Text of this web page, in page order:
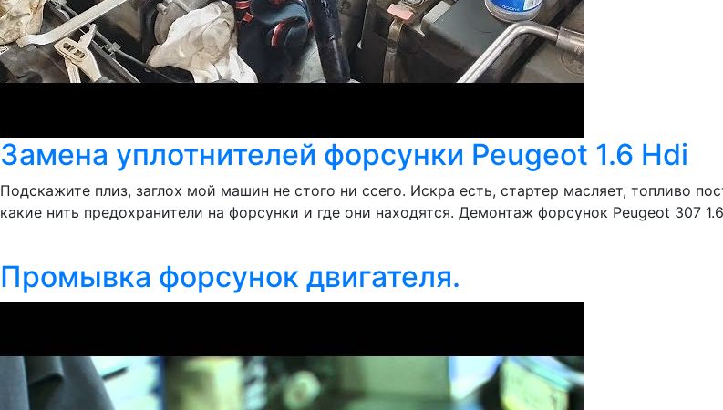
Замена уплотнителей форсунки Peugeot 1.6 Hdi
Подскажите плиз, заглох мой машин не стого ни ссего. Искра есть, стартер масляет,
какие нить предохранители на форсунки и где они находятся. Демонтаж форсунок Peugeot 307
Промывка форсунок двигателя.